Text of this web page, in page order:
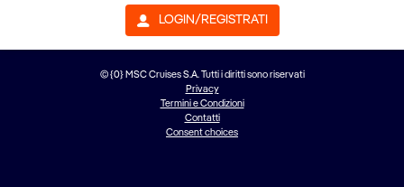
© {0} MSC Cruises S.A. Tutti i diritti sono riservati
Privacy
Termini e Condizioni
Contatti
Consent choices
LOGIN/REGISTRATI